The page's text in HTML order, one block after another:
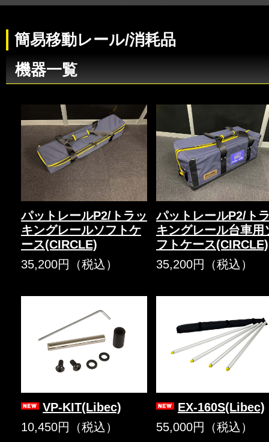
簡易移動レール/消耗品
機器一覧
パットレールP2/トラッ
キングレールソフトケ
ース(CIRCLE)
35,200円（税込）
パットレールP2/ト
キングレール台車用
フトケース(CIRCLE)
35,200円（税込）
VP-KIT(Libec)
10,450円（税込）
EX-160S(Libec)
55,000円（税込）